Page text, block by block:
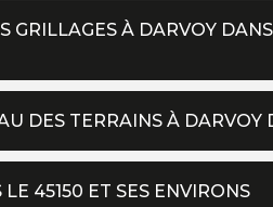
GRILLAGES À DARVOY
DES TERRAINS À DARVOY
45150 ET SES ENVIRONS